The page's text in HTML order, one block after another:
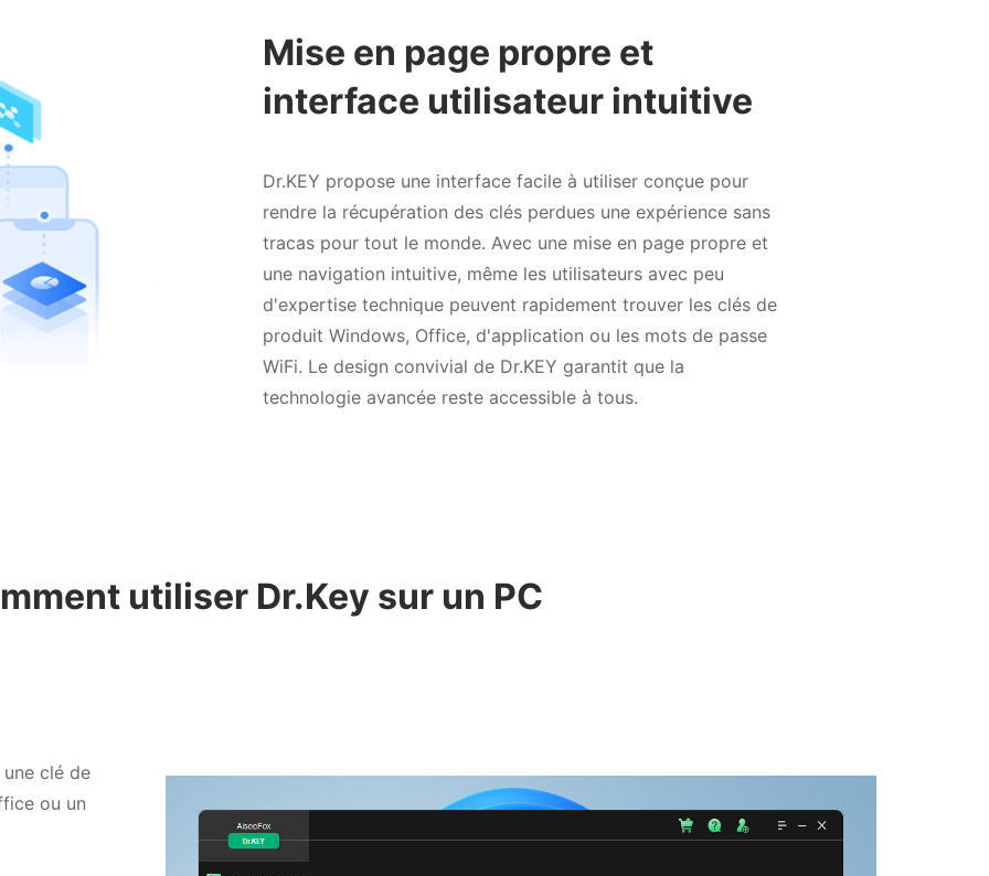
Mise en page propre et
interface utilisateur intuitive
Dr.KEY propose une interface facile à utiliser conçue pour
rendre la récupération des clés perdues une expérience sans
tracas pour tout le monde. Avec une mise en page propre et
une navigation intuitive, même les utilisateurs avec peu
d'expertise technique peuvent rapidement trouver les clés de
produit Windows, Office, d'application ou les mots de passe
WiFi. Le design convivial de Dr.KEY garantit que la
technologie avancée reste accessible à tous.
utiliser Dr.Key sur un PC
clé de
ou un